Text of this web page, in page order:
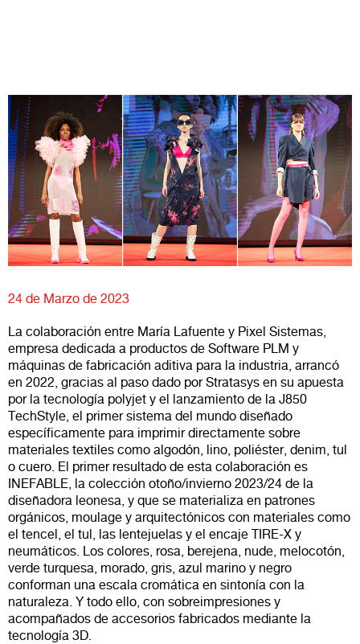
24 de Marzo de 2023
La colaboración entre María Lafuente y Pixel Sistemas,
empresa dedicada a productos de Software PLM y
máquinas de fabricación aditiva para la industria, arrancó
en 2022, gracias al paso dado por Stratasys en su apuesta
por la tecnología polyjet y el lanzamiento de la J850
TechStyle, el primer sistema del mundo diseñado
específicamente para imprimir directamente sobre
materiales textiles como algodón, lino, poliéster, denim, tul
o cuero. El primer resultado de esta colaboración es
INEFABLE, la colección otoño/invierno 2023/24 de la
diseñadora leonesa, y que se materializa en patrones
orgánicos, moulage y arquitectónicos con materiales como
el tencel, el tul, las lentejuelas y el encaje TIRE-X y
neumáticos. Los colores, rosa, berejena, nude, melocotón,
verde turquesa, morado, gris, azul marino y negro
conforman una escala cromática en sintonía con la
naturaleza. Y todo ello, con sobreimpresiones y
acompañados de accesorios fabricados mediante la
tecnología 3D.